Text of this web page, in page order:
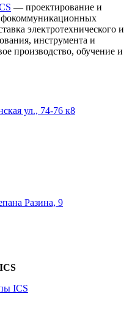
— проектирование и
электротехнического и
инструмента и
производство, обучение и
ул., 74-76 к8
Разина, 9
ICS